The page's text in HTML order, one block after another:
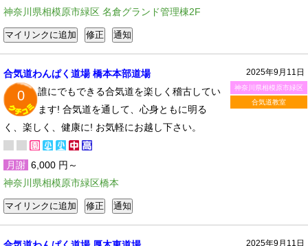
神奈川県相模原市緑区 名倉グランド管理棟2F
2025年9月11日
神奈川県相模原市緑区
合気道教室
合気道わんぱく道場 橋本本部道場
0
誰にでもできる合気道を楽しく稽古してい
ます! 合気道を通して、心身ともに明る
く、楽しく、健康に! お気軽にお越し下さい。
月謝 6,000 円～
神奈川県相模原市緑区橋本
2025年9月11日